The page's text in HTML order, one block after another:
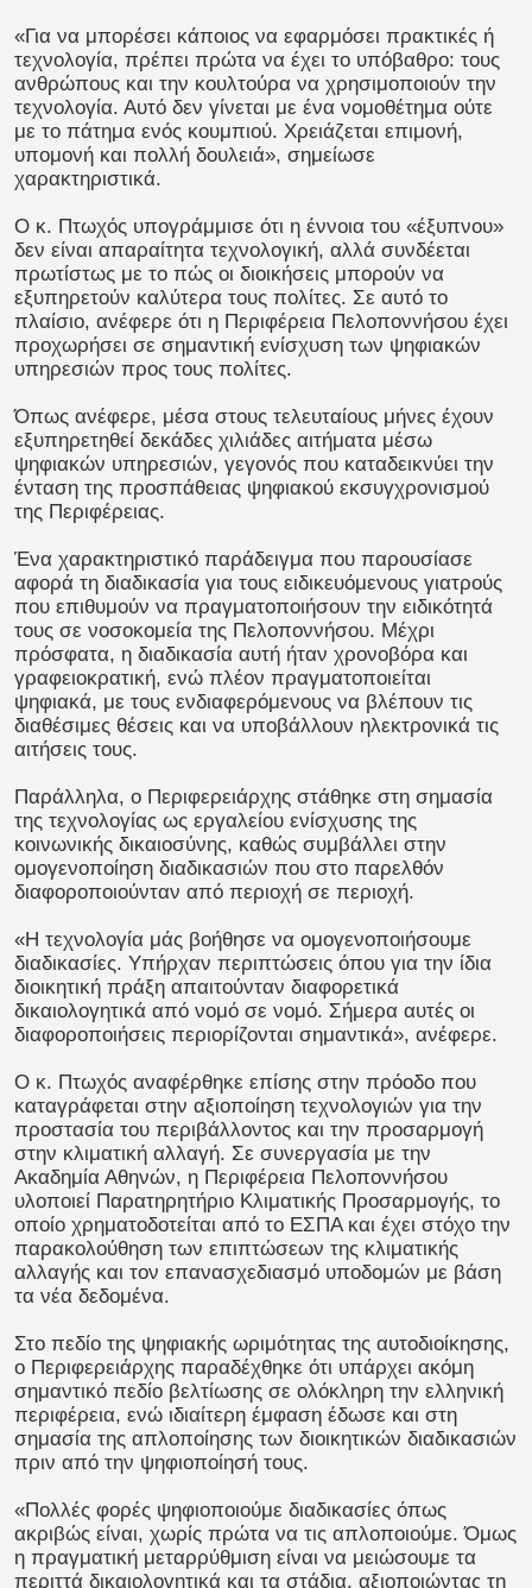
«Για να μπορέσει κάποιος να εφαρμόσει πρακτικές ή
τεχνολογία, πρέπει πρώτα να έχει το υπόβαθρο: τους
ανθρώπους και την κουλτούρα να χρησιμοποιούν την
τεχνολογία. Αυτό δεν γίνεται με ένα νομοθέτημα ούτε
με το πάτημα ενός κουμπιού. Χρειάζεται επιμονή,
υπομονή και πολλή δουλειά», σημείωσε
χαρακτηριστικά.
Ο κ. Πτωχός υπογράμμισε ότι η έννοια του «έξυπνου»
δεν είναι απαραίτητα τεχνολογική, αλλά συνδέεται
πρωτίστως με το πώς οι διοικήσεις μπορούν να
εξυπηρετούν καλύτερα τους πολίτες. Σε αυτό το
πλαίσιο, ανέφερε ότι η Περιφέρεια Πελοποννήσου έχει
προχωρήσει σε σημαντική ενίσχυση των ψηφιακών
υπηρεσιών προς τους πολίτες.
Όπως ανέφερε, μέσα στους τελευταίους μήνες έχουν
εξυπηρετηθεί δεκάδες χιλιάδες αιτήματα μέσω
ψηφιακών υπηρεσιών, γεγονός που καταδεικνύει την
ένταση της προσπάθειας ψηφιακού εκσυγχρονισμού
της Περιφέρειας.
Ένα χαρακτηριστικό παράδειγμα που παρουσίασε
αφορά τη διαδικασία για τους ειδικευόμενους γιατρούς
που επιθυμούν να πραγματοποιήσουν την ειδικότητά
τους σε νοσοκομεία της Πελοποννήσου. Μέχρι
πρόσφατα, η διαδικασία αυτή ήταν χρονοβόρα και
γραφειοκρατική, ενώ πλέον πραγματοποιείται
ψηφιακά, με τους ενδιαφερόμενους να βλέπουν τις
διαθέσιμες θέσεις και να υποβάλλουν ηλεκτρονικά τις
αιτήσεις τους.
Παράλληλα, ο Περιφερειάρχης στάθηκε στη σημασία
της τεχνολογίας ως εργαλείου ενίσχυσης της
κοινωνικής δικαιοσύνης, καθώς συμβάλλει στην
ομογενοποίηση διαδικασιών που στο παρελθόν
διαφοροποιούνταν από περιοχή σε περιοχή.
«Η τεχνολογία μάς βοήθησε να ομογενοποιήσουμε
διαδικασίες. Υπήρχαν περιπτώσεις όπου για την ίδια
διοικητική πράξη απαιτούνταν διαφορετικά
δικαιολογητικά από νομό σε νομό. Σήμερα αυτές οι
διαφοροποιήσεις περιορίζονται σημαντικά», ανέφερε.
Ο κ. Πτωχός αναφέρθηκε επίσης στην πρόοδο που
καταγράφεται στην αξιοποίηση τεχνολογιών για την
προστασία του περιβάλλοντος και την προσαρμογή
στην κλιματική αλλαγή. Σε συνεργασία με την
Ακαδημία Αθηνών, η Περιφέρεια Πελοποννήσου
υλοποιεί Παρατηρητήριο Κλιματικής Προσαρμογής, το
οποίο χρηματοδοτείται από το ΕΣΠΑ και έχει στόχο την
παρακολούθηση των επιπτώσεων της κλιματικής
αλλαγής και τον επανασχεδιασμό υποδομών με βάση
τα νέα δεδομένα.
Στο πεδίο της ψηφιακής ωριμότητας της αυτοδιοίκησης,
ο Περιφερειάρχης παραδέχθηκε ότι υπάρχει ακόμη
σημαντικό πεδίο βελτίωσης σε ολόκληρη την ελληνική
περιφέρεια, ενώ ιδιαίτερη έμφαση έδωσε και στη
σημασία της απλοποίησης των διοικητικών διαδικασιών
πριν από την ψηφιοποίησή τους.
«Πολλές φορές ψηφιοποιούμε διαδικασίες όπως
ακριβώς είναι, χωρίς πρώτα να τις απλοποιούμε. Όμως
η πραγματική μεταρρύθμιση είναι να μειώσουμε τα
περιττά δικαιολογητικά και τα στάδια, αξιοποιώντας τη